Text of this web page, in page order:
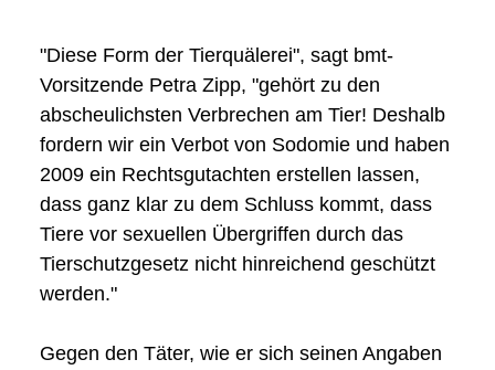
"Diese Form der Tierquälerei", sagt bmt-
Vorsitzende Petra Zipp, "gehört zu den
abscheulichsten Verbrechen am Tier! Deshalb
fordern wir ein Verbot von Sodomie und haben
2009 ein Rechtsgutachten erstellen lassen,
dass ganz klar zu dem Schluss kommt, dass
Tiere vor sexuellen Übergriffen durch das
Tierschutzgesetz nicht hinreichend geschützt
werden."
Gegen den Täter, wie er sich seinen Angaben